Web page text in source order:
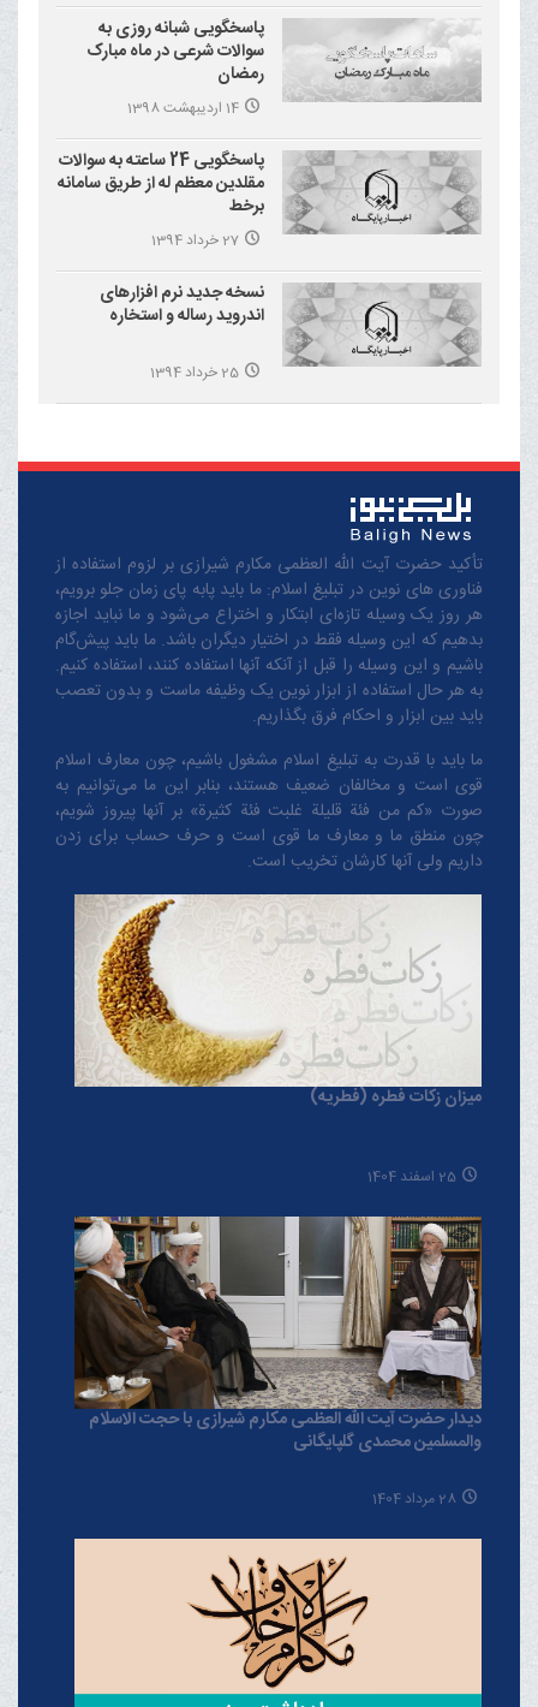
پاسخگویی شبانه روزی به
سوالات شرعی در ماه مبارک
رمضان
14 اردیبهشت 1398
پاسخگویی 24 ساعته به سوالات
مقلدین معظم له از طریق سامانه
برخط
27 خرداد 1394
نسخه جدید نرم افزارهای
اندروید رساله و استخاره
25 خرداد 1394
تأکید حضرت آیت الله العظمی مکارم شیرازی بر لزوم استفاده از
فناوری های نوین در تبلیغ اسلام: ما باید پابه پای زمان جلو برویم،
هر روز یک وسیله تازه‌ای ابتکار و اختراع می‌شود و ما نباید اجازه
بدهیم که این وسیله فقط در اختیار دیگران باشد. ما باید پیش‌گام
باشیم و این وسیله را قبل از آنکه آنها استفاده کنند، استفاده کنیم.
به هر حال استفاده از ابزار نوین یک وظیفه ماست و بدون تعصب
باید بین ابزار و احکام فرق بگذاریم.
ما باید با قدرت به تبلیغ اسلام مشغول باشیم، چون معارف اسلام
قوی است و مخالفان ضعیف هستند، بنابر این ما می‌توانیم به
صورت «کم من فئة قلیلة غلبت فئة کثیرة» بر آنها پیروز شویم،
چون منطق‌ ما و معارف ‌ما قوی است و حرف حساب برای زدن
داریم ولی آنها کارشان تخریب است.
میزان زکات فطره (فطریه)
25 اسفند 1404
دیدار حضرت آیت الله العظمی مکارم شیرازی با حجت الاسلام
والمسلمین محمدی گلپایگانی
28 مرداد 1404